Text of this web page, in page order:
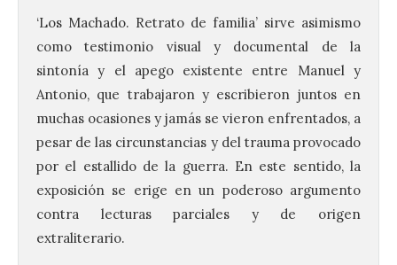
‘Los Machado. Retrato de familia’ sirve asimismo
como testimonio visual y documental de la
sintonía y el apego existente entre Manuel y
Antonio, que trabajaron y escribieron juntos en
muchas ocasiones y jamás se vieron enfrentados, a
pesar de las circunstancias y del trauma provocado
por el estallido de la guerra. En este sentido, la
exposición se erige en un poderoso argumento
contra lecturas parciales y de origen
extraliterario.